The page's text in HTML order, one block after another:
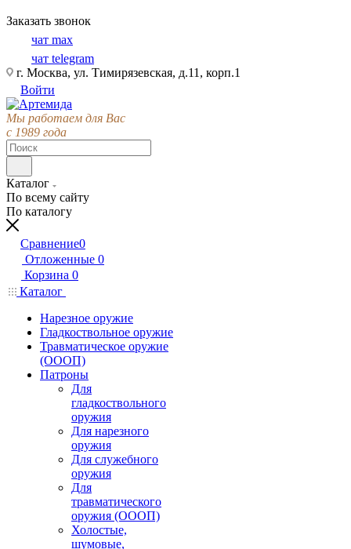
Заказать звонок
чат max
чат telegram
г. Москва, ул. Тимирязевская, д.11, корп.1
Войти
Мы работаем для Вас
с 1989 года
Каталог
По всему сайту
По каталогу
Сравнение0
Отложенные 0
Корзина 0
Каталог
Нарезное оружие
Гладкоствольное оружие
Травматическое оружие
(ОООП)
Патроны
Для
гладкоствольного
оружия
Для нарезного
оружия
Для служебного
оружия
Для
травматического
оружия (ОООП)
Холостые,
шумовые,